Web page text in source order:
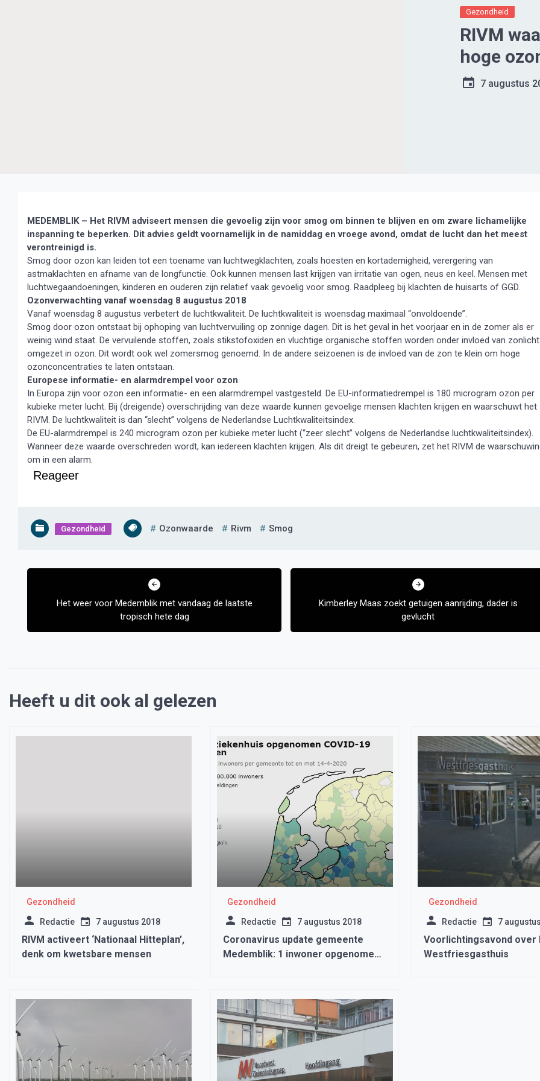
Gezondheid
RIVM
hoge
7 augustus
MEDEMBLIK – Het RIVM adviseert mensen die gevoelig zijn voor smog om binnen te blijven en om zware lichamelijke
inspanning te beperken. Dit advies geldt voornamelijk in de namiddag en vroege avond, omdat de lucht dan het meest
verontreinigd is.
Smog door ozon kan leiden tot een toename van luchtwegklachten, zoals hoesten en kortademigheid, verergering van
astmaklachten en afname van de longfunctie. Ook kunnen mensen last krijgen van irritatie van ogen, neus en keel. Mensen met
luchtwegaandoeningen, kinderen en ouderen zijn relatief vaak gevoelig voor smog. Raadpleeg bij klachten de huisarts of GGD.
Ozonverwachting vanaf woensdag 8 augustus 2018
Vanaf woensdag 8 augustus verbetert de luchtkwaliteit. De luchtkwaliteit is woensdag maximaal “onvoldoende”.
Smog door ozon ontstaat bij ophoping van luchtvervuiling op zonnige dagen. Dit is het geval in het voorjaar en in de zomer als er
weinig wind staat. De vervuilende stoffen, zoals stikstofoxiden en vluchtige organische stoffen worden onder invloed van zonlicht
omgezet in ozon. Dit wordt ook wel zomersmog genoemd. In de andere seizoenen is de invloed van de zon te klein om hoge
ozonconcentraties te laten ontstaan.
Europese informatie- en alarmdrempel voor ozon
In Europa zijn voor ozon een informatie- en een alarmdrempel vastgesteld. De EU-informatiedrempel is 180 microgram ozon per
kubieke meter lucht. Bij (dreigende) overschrijding van deze waarde kunnen gevoelige mensen klachten krijgen en waarschuwt het
RIVM. De luchtkwaliteit is dan “slecht” volgens de Nederlandse Luchtkwaliteitsindex.
De EU-alarmdrempel is 240 microgram ozon per kubieke meter lucht (“zeer slecht” volgens de Nederlandse luchtkwaliteitsindex).
Wanneer deze waarde overschreden wordt, kan iedereen klachten krijgen. Als dit dreigt te gebeuren, zet het RIVM de
om in een alarm.
Reageer
Gezondheid Ozonwaarde Rivm Smog
Bericht
Het weer voor Medemblik met vandaag de laatste
tropisch hete dag
Kimberley Maas zoekt getuigen aanrijding, dader is
gevlucht
Heeft u dit ook al gelezen
Gezondheid
Redactie 7 augustus 2018
RIVM activeert ‘Nationaal Hitteplan’,
denk om kwetsbare mensen
Gezondheid
Redactie 7 augustus 2018
Coronavirus update gemeente
Medemblik: 1 inwoner opgenomen
Gezondheid
Redactie 7
Voorlichtingsavond over
Westfriesgasthuis